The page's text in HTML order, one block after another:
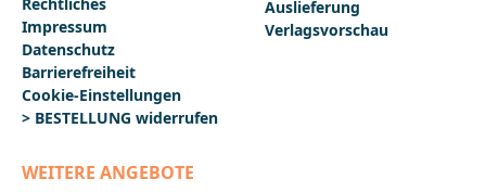
Impressum
Datenschutz
Barrierefreiheit
Cookie-Einstellungen
> BESTELLUNG widerrufen
Auslieferung
Verlagsvorschau
WEITERE ANGEBOTE